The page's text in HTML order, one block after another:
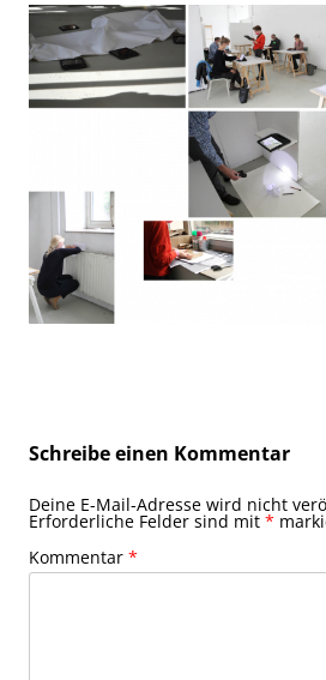
Schreibe einen Kommentar
Deine E-Mail-Adresse wird nicht
Erforderliche Felder sind mit *
Kommentar *